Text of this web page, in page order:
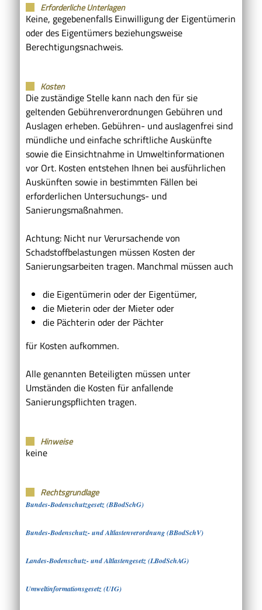
Erforderliche Unterlagen
Keine, gegebenenfalls Einwilligung der Eigentümerin
oder des Eigentümers beziehungsweise
Berechtigungsnachweis.
Kosten
Die zuständige Stelle kann nach den für sie
geltenden Gebührenverordnungen Gebühren und
Auslagen erheben. Gebühren- und auslagenfrei sind
mündliche und einfache schriftliche Auskünfte
sowie die Einsichtnahme in Umweltinformationen
vor Ort. Kosten entstehen Ihnen bei ausführlichen
Auskünften sowie in bestimmten Fällen bei
erforderlichen Untersuchungs- und
Sanierungsmaßnahmen.
Achtung: Nicht nur Verursachende von
Schadstoffbelastungen müssen Kosten der
Sanierungsarbeiten tragen. Manchmal müssen auch
die Eigentümerin oder der Eigentümer,
die Mieterin oder der Mieter oder
die Pächterin oder der Pächter
für Kosten aufkommen.
Alle genannten Beteiligten müssen unter
Umständen die Kosten für anfallende
Sanierungspflichten tragen.
Hinweise
keine
Rechtsgrundlage
Bundes-Bodenschutzgesetz (BBodSchG)
Bundes-Bodenschutz- und Altlastenverordnung (BBodSchV)
Landes-Bodenschutz- und Altlastengesetz (LBodSchAG)
Umweltinformationsgesetz (UIG)